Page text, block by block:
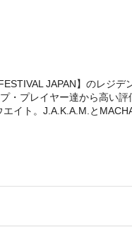
JAPAN】のレジデ
・プレイヤー達から高い
イト。J.A.K.A.M.と